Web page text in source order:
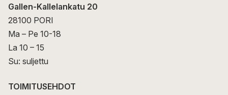
Gallen-Kallelankatu 20
28100 PORI
Ma – Pe 10-18
La 10 – 15
Su: suljettu
TOIMITUSEHDOT